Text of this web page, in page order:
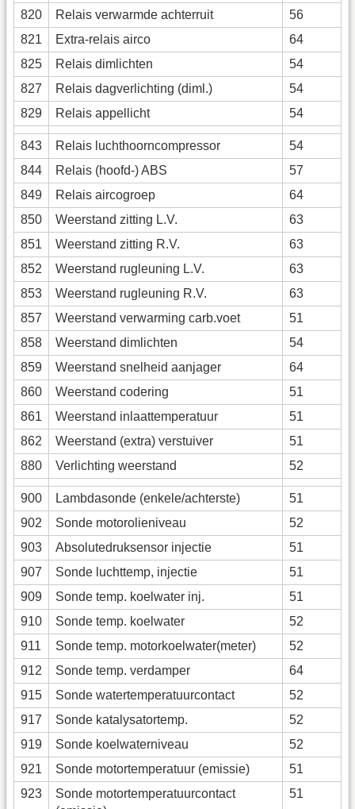
820
Relais verwarmde achterruit
56
821
Extra-relais airco
64
825
Relais dimlichten
54
827
Relais dagverlichting (diml.)
54
829
Relais appellicht 54
843 Relais luchthoorncompressor
54
844
Relais (hoofd-) ABS
57
849
Relais aircogroep
64
850
Weerstand zitting L.V.
63
851
Weerstand zitting R.V.
63
852
Weerstand rugleuning L.V.
63
853
Weerstand rugleuning R.V.
63
857
Weerstand verwarming carb.voet
51
858
Weerstand dimlichten
54
859
Weerstand snelheid aanjager
64
860
Weerstand codering
51
861
Weerstand inlaattemperatuur
51
862
Weerstand (extra) verstuiver
51
880
Verlichting weerstand 52
900 Lambdasonde (enkele/achterste)
51
902
Sonde motorolieniveau
52
903
Absolutedruksensor injectie
51
907
Sonde luchttemp, injectie
51
909
Sonde temp. koelwater inj.
51
910
Sonde temp. koelwater
52
911
Sonde temp. motorkoelwater(meter)
52
912
Sonde temp. verdamper
64
915
Sonde watertemperatuurcontact
52
917
Sonde katalysatortemp.
52
919
Sonde koelwaterniveau
52
921
Sonde motortemperatuur (emissie)
51
923
Sonde motortemperatuurcontact
51